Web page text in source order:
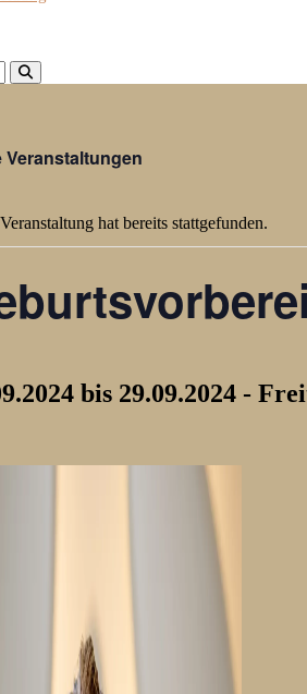
Veranstaltungen
hat bereits stattgefunden.
bis 29.09.2024 -